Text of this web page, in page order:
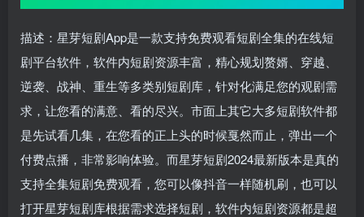
描述：星芽短剧App是一款支持免费观看短剧全集的在线短
剧平台软件，软件内短剧资源丰富，精心规划赘婿、穿越、
逆袭、战神、重生等多类别短剧库，针对化满足您的观剧需
求，让您看的满意、看的尽兴。市面上其它大多短剧软件都
是先试看几集，在您看的正上头的时候戛然而止，弹出一个
付费点播，非常影响体验。而星芽短剧2024最新版本是真的
支持全集短剧免费观看，您可以像抖音一样随机刷，也可以
打开星芽短剧库根据需求选择短剧，软件内短剧资源都是超